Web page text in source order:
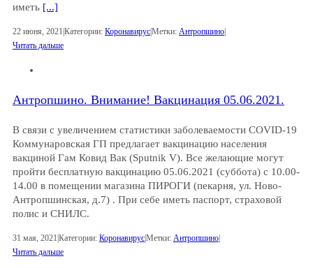
иметь [...]
22 июня, 2021 |Категории: Коронавирус|Метки: Антропшино|
Читать дальше
Антропшино. Внимание! Вакцинация 05.06.2021.
В связи с увеличением статистики заболеваемости COVID-19
Коммунаровская ГП предлагает вакцинацию населения
вакциной Гам Ковид Вак (Sputnik V). Все желающие могут
пройти бесплатную вакцинацию 05.06.2021 (суббота) с 10.00-
14.00 в помещении магазина ПИРОГИ (пекарня, ул. Ново-
Антропшинская, д.7) . При себе иметь паспорт, cтраховой
полис и СНИЛС.
31 мая, 2021 Категории: КоронавирусМетки: Антропшино
Читать дальше